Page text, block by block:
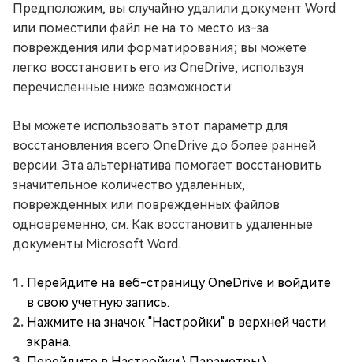
Предположим, вы случайно удалили документ Word
или поместили файл не на то место из-за
повреждения или форматирования; вы можете
легко восстановить его из OneDrive, используя
перечисленные ниже возможности:
Вы можете использовать этот параметр для
восстановления всего OneDrive до более ранней
версии. Эта альтернатива помогает восстановить
значительное количество удаленных,
поврежденных или поврежденных файлов
одновременно, см. Как восстановить удаленные
документы Microsoft Word.
Перейдите на веб-страницу OneDrive и войдите
в свою учетную запись.
Нажмите на значок "Настройки" в верхней части
экрана.